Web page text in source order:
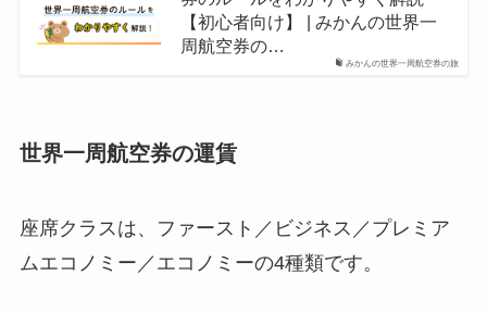
みかんの世界一周航空券の旅
【初心者向け】 | みかんの世界一
周航空券の…
世界一周航空券の運賃
座席クラスは、ファースト／ビジネス／プレミア
ムエコノミー／エコノミーの4種類です。